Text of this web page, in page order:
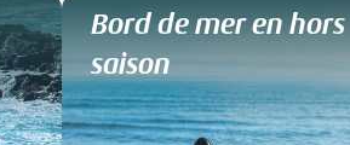
Bord de mer en hors
saison